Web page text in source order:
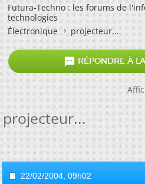
Futura-Techno : les forums de
technologies
Électronique
projecteur...
 RÉPONDRE À
projecteur...
22/02/2004, 09h02